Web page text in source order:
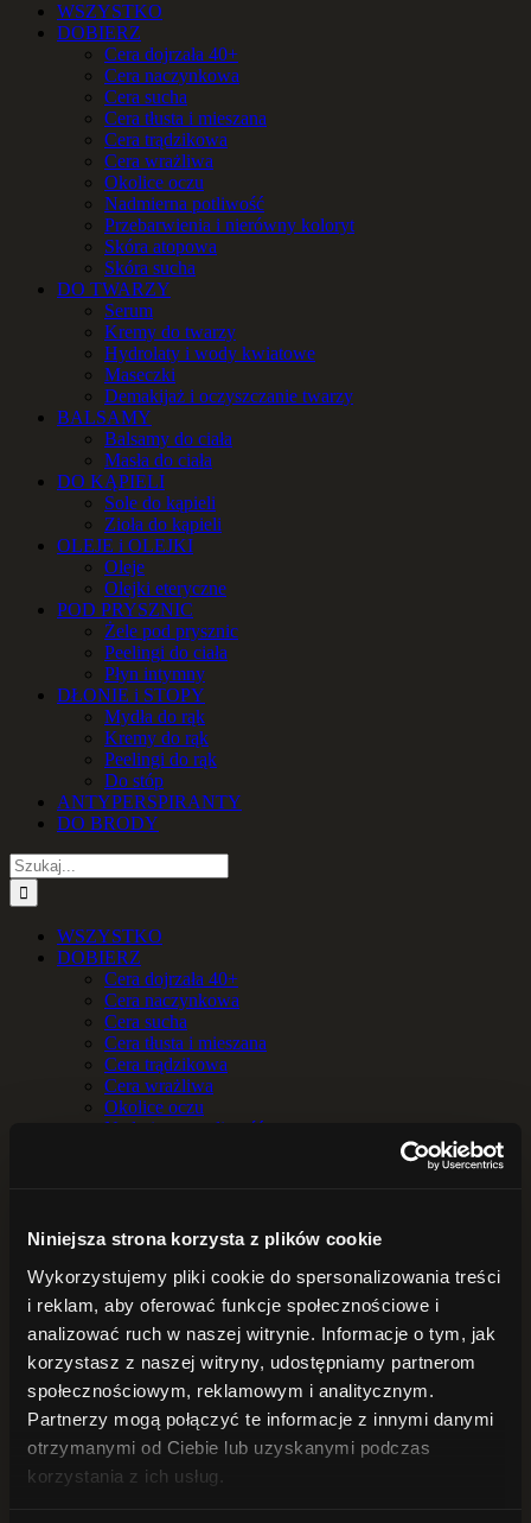
Niniejsza strona korzysta z plików cookie
Wykorzystujemy pliki cookie do spersonalizowania treści
i reklam, aby oferować funkcje społecznościowe i
analizować ruch w naszej witrynie. Informacje o tym, jak
korzystasz z naszej witryny, udostępniamy partnerom
społecznościowym, reklamowym i analitycznym.
Partnerzy mogą połączyć te informacje z innymi danymi
otrzymanymi od Ciebie lub uzyskanymi podczas
korzystania z ich usług.
WSZYSTKO
DOBIERZ
Cera dojrzała 40+
Cera naczynkowa
Cera sucha
Cera tłusta i mieszana
Cera trądzikowa
Cera wrażliwa
Okolice oczu
Nadmierna potliwość
Przebarwienia i nierówny koloryt
Skóra atopowa
Skóra sucha
DO TWARZY
Serum
Kremy do twarzy
Hydrolaty i wody kwiatowe
Maseczki
Demakijaż i oczyszczanie twarzy
BALSAMY
Balsamy do ciała
Masła do ciała
DO KĄPIELI
Sole do kąpieli
Zioła do kąpieli
OLEJE i OLEJKI
Oleje
Olejki eteryczne
POD PRYSZNIC
Żele pod prysznic
Peelingi do ciała
Płyn intymny
DŁONIE i STOPY
Mydła do rąk
Kremy do rąk
Peelingi do rąk
Do stóp
ANTYPERSPIRANTY
DO BRODY
Szukaj
WSZYSTKO
DOBIERZ
Cera dojrzała 40+
Cera naczynkowa
Cera sucha
Cera tłusta i mieszana
Cera trądzikowa
Cera wrażliwa
Okolice oczu
Nadmierna potliwość
Serum
Hydrolaty i wody kwiatowe
Maseczki
Demakijaż i oczyszczanie twarzy
BALSAMY
Balsamy do ciała
Masła do ciała
DO KĄPIELI
Sole do kąpieli
Zioła do kąpieli
OLEJE i OLEJKI